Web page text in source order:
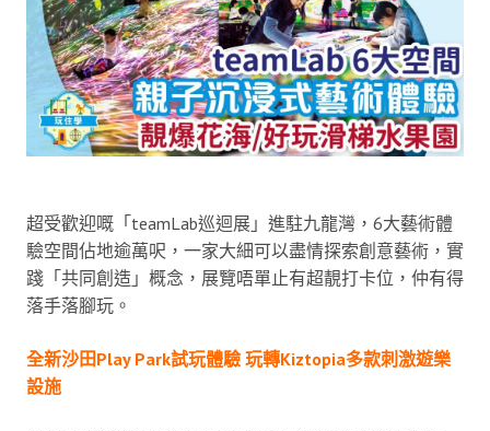
超受歡迎嘅「teamLab巡迴展」進駐九龍灣，6大藝術體
驗空間佔地逾萬呎，一家大細可以盡情探索創意藝術，實
踐「共同創造」概念，展覽唔單止有超靚打卡位，仲有得
落手落腳玩。
全新沙田Play Park試玩體驗 玩轉Kiztopia多款刺激遊樂
設施